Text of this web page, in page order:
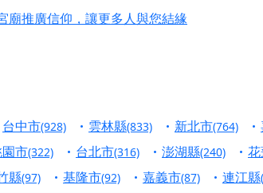
廟推廣信仰，讓更多人與您結緣
驪山母娘聖誕暨中元普渡大法會，誠邀十方
恩法會，這場法會不只是超薦與普渡，更是
台中市(928) 雲林縣(833) 新北市(764)
市(322) 台北市(316) 澎湖縣(240)
縣(97) 基隆市(92) 嘉義市(87) 連江縣